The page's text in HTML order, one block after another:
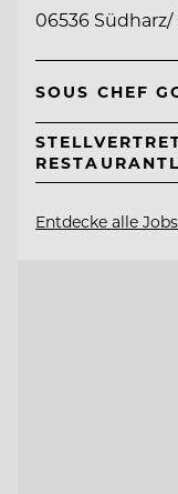
06536
SOUS CHEF
Entdecke alle Jobs